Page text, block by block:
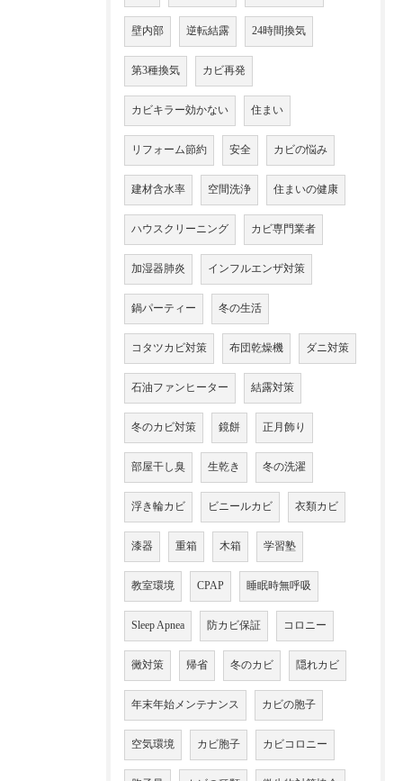
壁内部 逆転結露 24時間換気
第3種換気 カビ再発
カビキラー効かない 住まい
リフォーム節約 安全 カビの悩み
建材含水率 空間洗浄 住まいの健康
ハウスクリーニング カビ専門業者
加湿器肺炎 インフルエンザ対策
鍋パーティー 冬の生活
コタツカビ対策 布団乾燥機 ダニ対策
石油ファンヒーター 結露対策
冬のカビ対策 鏡餅 正月飾り
部屋干し臭 生乾き 冬の洗濯
浮き輪カビ ビニールカビ 衣類カビ
漆器 重箱 木箱 学習塾
教室環境 CPAP 睡眠時無呼吸
Sleep Apnea 防カビ保証 コロニー
黴対策 帰省 冬のカビ 隠れカビ
年末年始メンテナンス カビの胞子
空気環境 カビ胞子 カビコロニー